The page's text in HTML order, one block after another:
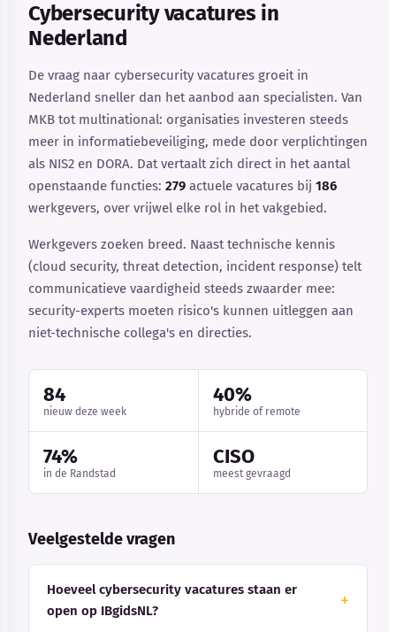
Cybersecurity vacatures in
Nederland
De vraag naar cybersecurity vacatures groeit in
Nederland sneller dan het aanbod aan specialisten. Van
MKB tot multinational: organisaties investeren steeds
meer in informatiebeveiliging, mede door verplichtingen
als NIS2 en DORA. Dat vertaalt zich direct in het aantal
openstaande functies: 279 actuele vacatures bij 186
werkgevers, over vrijwel elke rol in het vakgebied.
Werkgevers zoeken breed. Naast technische kennis
(cloud security, threat detection, incident response) telt
communicatieve vaardigheid steeds zwaarder mee:
security-experts moeten risico's kunnen uitleggen aan
niet-technische collega's en directies.
84
nieuw deze week
40%
hybride of remote
74%
in de Randstad
CISO
meest gevraagd
Veelgestelde vragen
Hoeveel cybersecurity vacatures staan er
open op IBgidsNL?